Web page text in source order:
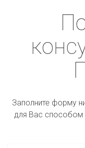
Заполните форму
для Вас способом